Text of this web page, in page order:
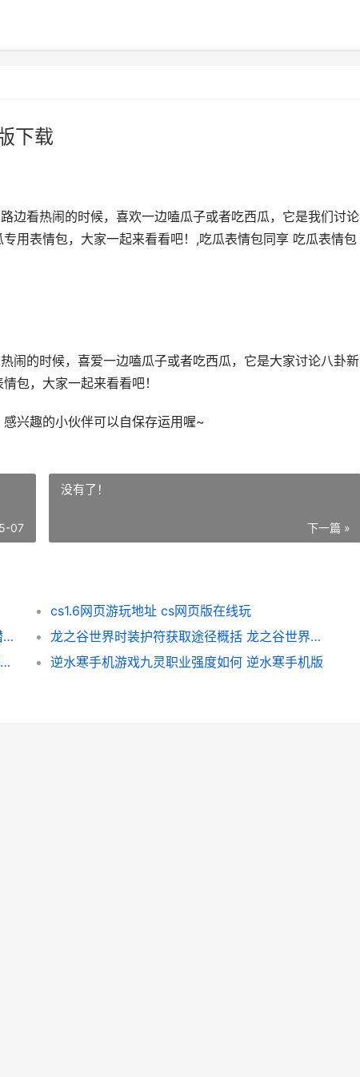
下载
边看热闹的时候，喜欢一边嗑瓜子或者吃西瓜，它是我们讨论
用表情包，大家一起来看看吧！,吃瓜表情包同享 吃瓜表情包
闹的时候，喜爱一边嗑瓜子或者吃西瓜，它是大家讨论八卦新
包，大家一起来看看吧！
兴趣的小伙伴可以自保存运用喔~
07
没有了！
下一篇 »
cs1.6网页游玩地址 cs网页版在线玩
潜水员戴夫大海天使boss在哪里里可以找到 潜水员戴夫大海天使怎么打
龙之谷世界时装护符获取途径概括 龙之谷世界时装礼包码
有没有啥子好玩的成语闯关游戏同享 有没有啥子好玩的游戏
逆水寒手机游戏九灵职业强度如何 逆水寒手机版